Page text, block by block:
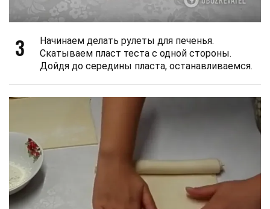
3
Начинаем делать рулеты для печенья.
Скатываем пласт теста с одной стороны.
Дойдя до середины пласта, останавливаемся.